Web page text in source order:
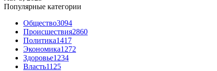
Популярные категории
Общество3094
Происшествия2860
Политика1417
Экономика1272
Здоровье1234
Власть1125